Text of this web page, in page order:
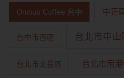
Onibus Coffee 台中 中正
台中市西區 台北市中山
台北市北投區 台北市南港